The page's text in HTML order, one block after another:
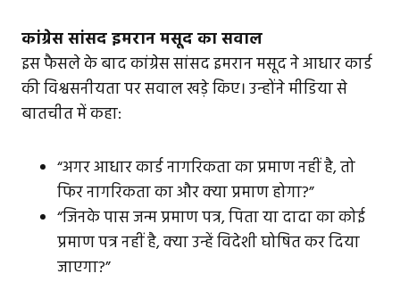
कांग्रेस सांसद इमरान मसूद का सवाल
इस फैसले के बाद कांग्रेस सांसद इमरान मसूद ने आधार कार्ड
की विश्वसनीयता पर सवाल खड़े किए। उन्होंने मीडिया से
बातचीत में कहा:
“अगर आधार कार्ड नागरिकता का प्रमाण नहीं है, तो
फिर नागरिकता का और क्या प्रमाण होगा?”
“जिनके पास जन्म प्रमाण पत्र, पिता या दादा का कोई
प्रमाण पत्र नहीं है, क्या उन्हें विदेशी घोषित कर दिया
जाएगा?”